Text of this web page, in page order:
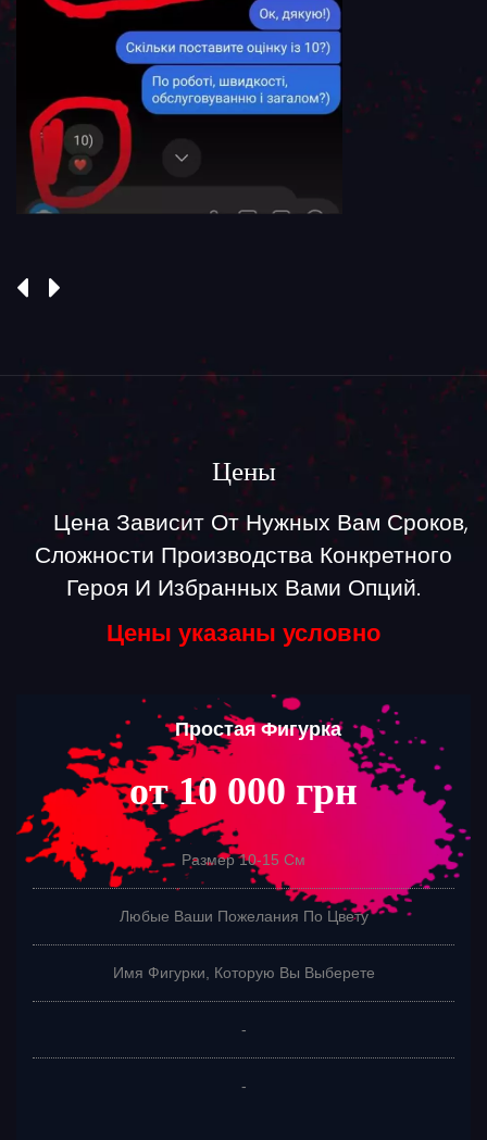
Цены
Цена Зависит От Нужных Вам Сроков,
Сложности Производства Конкретного
Героя И Избранных Вами Опций.
Цены указаны условно
Простая Фигурка
от 10 000 грн
Размер 10-15 См
Любые Ваши Пожелания По Цвету
Имя Фигурки, Которую Вы Выберете
-
-